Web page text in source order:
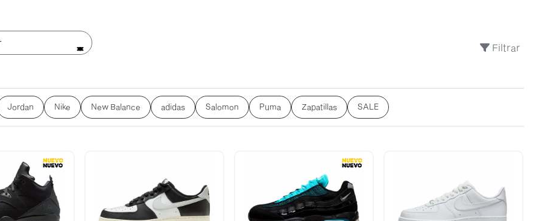
Filtrar
Jordan Nike New Balance adidas Salomon Puma Zapatillas SALE